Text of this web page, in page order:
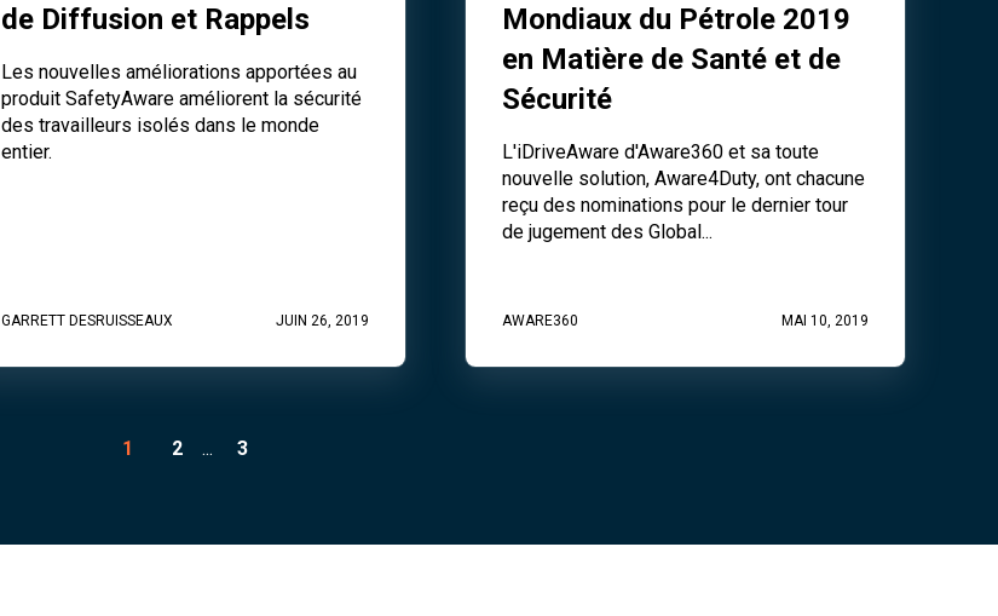
de Diffusion et Rappels
Les nouvelles améliorations apportées au
produit SafetyAware améliorent la sécurité
des travailleurs isolés dans le monde
entier.
GARRETT DESRUISSEAUX JUIN 26, 2019
Mondiaux du Pétrole 2019
en Matière de Santé et de
Sécurité
L'iDriveAware d'Aware360 et sa toute
nouvelle solution, Aware4Duty, ont chacune
reçu des nominations pour le dernier tour
de jugement des Global...
AWARE360 MAI 10, 2019
1 2 ... 3